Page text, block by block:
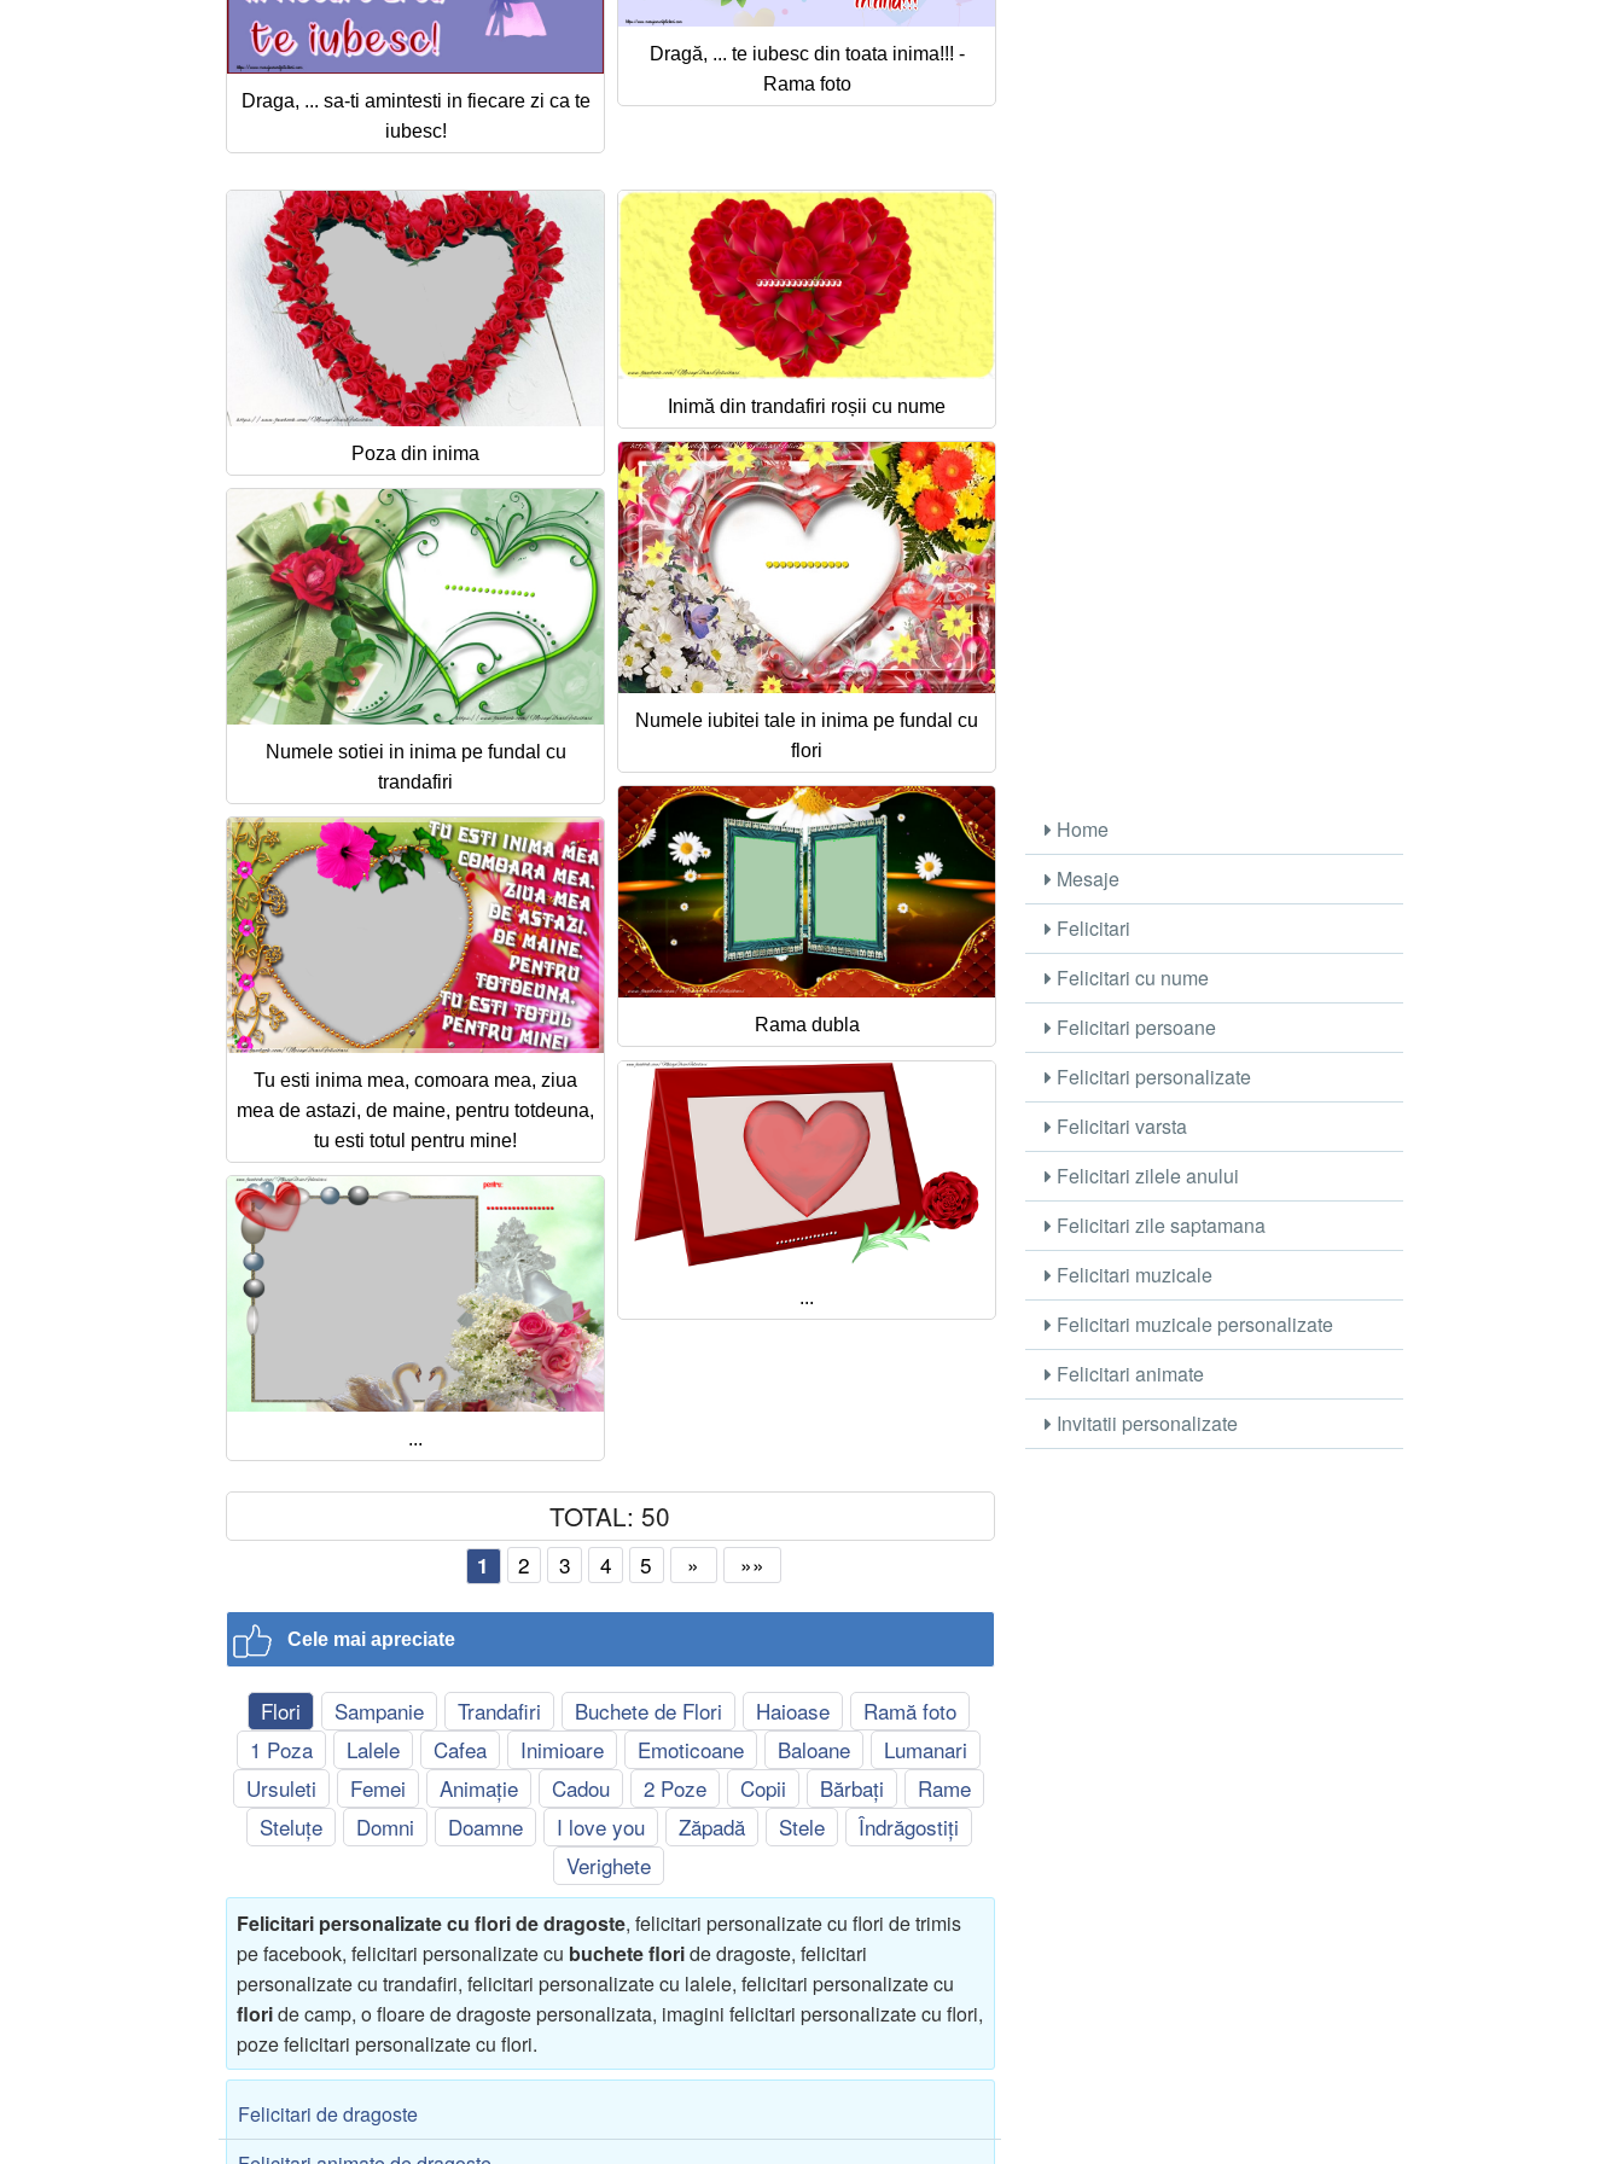
Draga, ... sa-ti amintesti in fiecare zi ca te
iubesc!
Dragă, ... te iubesc din toata inima!!! -
Rama foto
Poza din inima
Inimă din trandafiri roșii cu nume
Numele iubitei tale in inima pe fundal cu
flori
Numele sotiei in inima pe fundal cu
trandafiri
Rama dubla
Tu esti inima mea, comoara mea, ziua
mea de astazi, de maine, pentru totdeuna,
tu esti totul pentru mine!
...
...
TOTAL: 50
1 2 3 4 5 » »»
Cele mai apreciate
Flori Sampanie Trandafiri Buchete de Flori Haioase
Ramă foto
1 Poza
Lalele Cafea Inimioare Emoticoane Baloane
Lumanari
Ursuleti
Femei Animație Cadou 2 Poze Copii Bărbați
Rame
Steluțe
Domni Doamne I love you Zăpadă Stele
Îndrăgostiți
Verighete
Felicitari personalizate cu flori de dragoste, felicitari personalizate cu flori de trimis
pe facebook, felicitari personalizate cu buchete floride dragoste, felicitari
personalizate cu trandafiri, felicitari personalizate cu lalele, felicitari personalizate cu
floride camp, o floare de dragoste personalizata, imagini felicitari personalizate cu flori,
poze felicitari personalizate cu flori.
Felicitari de dragoste
Home
Mesaje
Felicitari
Felicitari cu nume
Felicitari persoane
Felicitari personalizate
Felicitari varsta
Felicitari zilele anului
Felicitari zile saptamana
Felicitari muzicale
Felicitari muzicale personalizate
Felicitari animate
Invitatii personalizate